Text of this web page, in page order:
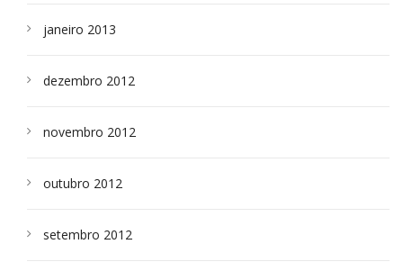
janeiro 2013
dezembro 2012
novembro 2012
outubro 2012
setembro 2012